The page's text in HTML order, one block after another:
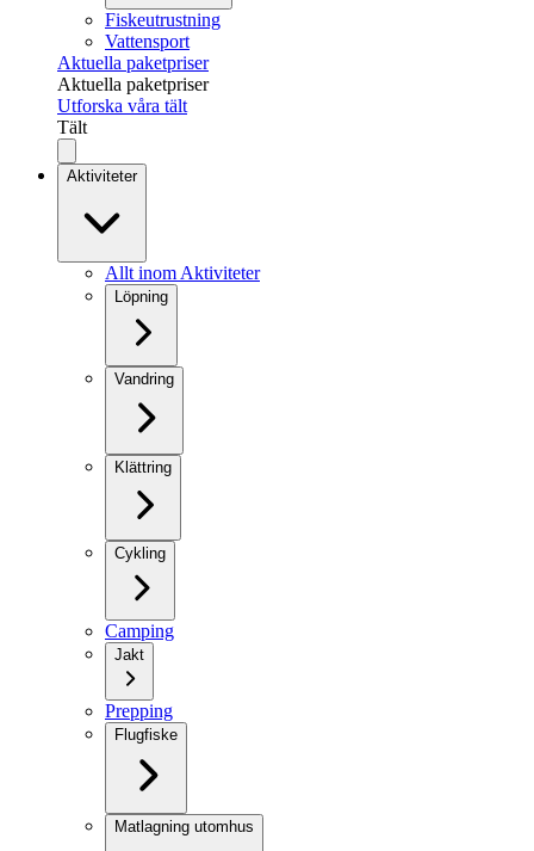
Fiskeutrustning
Vattensport
Aktuella paketpriser
Aktuella paketpriser
Utforska våra tält
Tält
Aktiviteter
Allt inom Aktiviteter
Löpning
Vandring
Klättring
Cykling
Camping
Jakt
Prepping
Flugfiske
Matlagning utomhus